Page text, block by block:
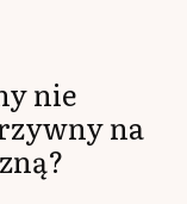
nie
na